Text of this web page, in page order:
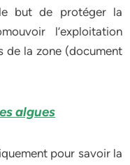
but de protéger la
l’exploitation
de la zone (document
algues
pour savoir la